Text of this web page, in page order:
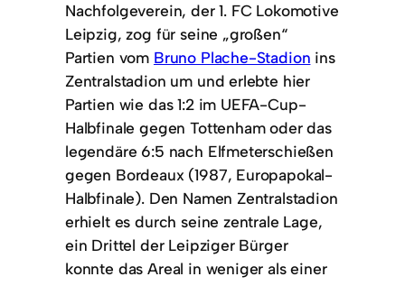
Nachfolgeverein, der 1. FC Lokomotive
Leipzig, zog für seine „großen“
Partien vom Bruno Plache-Stadion ins
Zentralstadion um und erlebte hier
Partien wie das 1:2 im UEFA-Cup-
Halbfinale gegen Tottenham oder das
legendäre 6:5 nach Elfmeterschießen
gegen Bordeaux (1987, Europapokal-
Halbfinale). Den Namen Zentralstadion
erhielt es durch seine zentrale Lage,
ein Drittel der Leipziger Bürger
konnte das Areal in weniger als einer